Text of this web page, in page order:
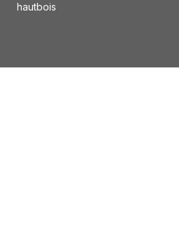
hautbois